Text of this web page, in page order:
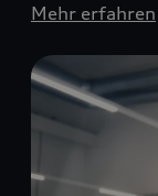
Mehr erfahren